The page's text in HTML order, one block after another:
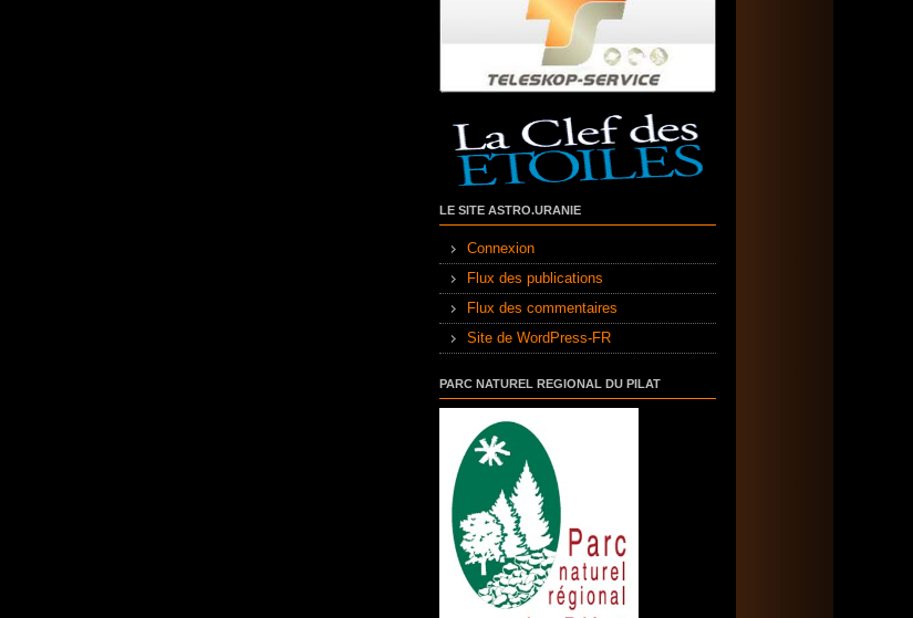
LE SITE ASTRO.URANIE
Connexion
Flux des publications
Flux des commentaires
Site de WordPress-FR
PARC NATUREL REGIONAL DU PILAT